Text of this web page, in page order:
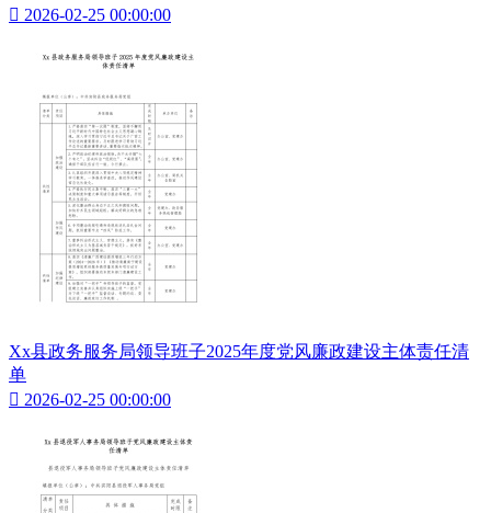
 2026-02-25 00:00:00
Xx县政务服务局领导班子2025年度党风廉政建设主体责任清
单
 2026-02-25 00:00:00